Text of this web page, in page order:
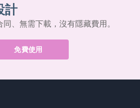
計
、無需下載，沒有隱藏費用。
免費使用